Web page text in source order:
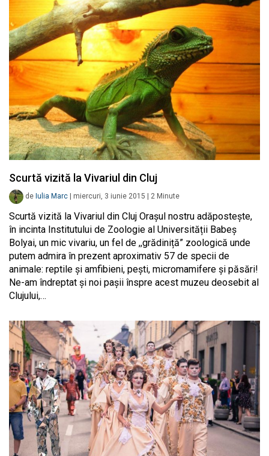
Scurtă vizită la Vivariul din Cluj
de Iulia Marc miercuri, 3 iunie 2015 2 Minute
Scurtă vizită la Vivariul din Cluj Orașul nostru adăpostește,
în incinta Institutului de Zoologie al Universității Babeș
Bolyai, un mic vivariu, un fel de ,,grădiniță” zoologică unde
putem admira în prezent aproximativ 57 de specii de
animale: reptile și amfibieni, pești, micromamifere și păsări!
Ne-am îndreptat și noi pașii înspre acest muzeu deosebit al
Clujului,…